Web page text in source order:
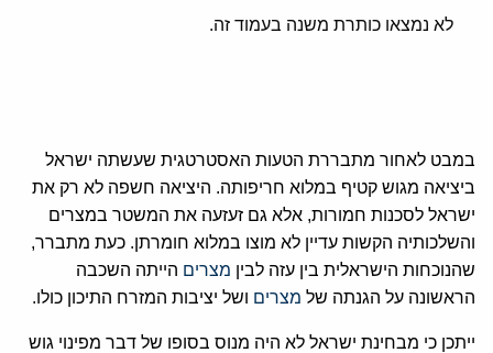
לא נמצאו כותרת משנה בעמוד זה.
במבט לאחור מתבררת הטעות האסטרטגית שעשתה ישראל
ביציאה מגוש קטיף במלוא חריפותה. היציאה חשפה לא רק את
ישראל לסכנות חמורות, אלא גם זעזעה את המשטר במצרים
והשלכותיה הקשות עדיין לא מוצו במלוא חומרתן. כעת מתברר,
שהנוכחות הישראלית בין עזה לבין מצרים הייתה השכבה
הראשונה על הגנתה של מצרים ושל יציבות המזרח התיכון כולו.
ייתכן כי מבחינת ישראל לא היה מנוס בסופו של דבר מפינוי גוש